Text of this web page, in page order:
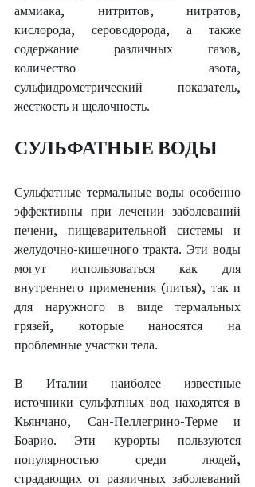
аммиака, нитритов, нитратов,
кислорода, сероводорода, а также
содержание различных газов,
количество азота,
сульфидрометрический показатель,
жесткость и щелочность.
СУЛЬФАТНЫЕ ВОДЫ
Сульфатные термальные воды особенно
эффективны при лечении заболеваний
печени, пищеварительной системы и
желудочно-кишечного тракта. Эти воды
могут использоваться как для
внутреннего применения (питья), так и
для наружного в виде термальных
грязей, которые наносятся на
проблемные участки тела.
В Италии наиболее известные
источники сульфатных вод находятся в
Кьянчано, Сан-Пеллегрино-Терме и
Боарио. Эти курорты пользуются
популярностью среди людей,
страдающих от различных заболеваний